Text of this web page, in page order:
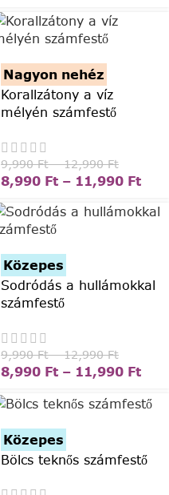
Nagyon nehéz
Korallzátony a víz
mélyén számfestő
9,990Ft – 12,990Ft
8,990 Ft – 11,990 Ft
Közepes
Sodródás a hullámokkal
számfestő
9,990Ft – 12,990Ft
8,990 Ft – 11,990 Ft
Közepes
Bölcs teknős számfestő